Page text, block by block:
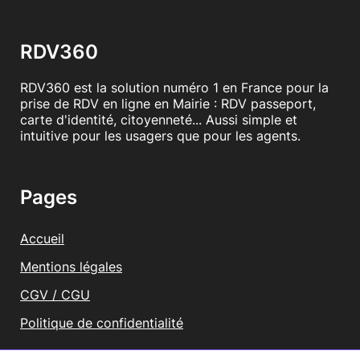
RDV360
RDV360 est la solution numéro 1 en France pour la
prise de RDV en ligne en Mairie : RDV passeport,
carte d'identité, citoyenneté... Aussi simple et
intuitive pour les usagers que pour les agents.
Pages
Accueil
Mentions légales
CGV / CGU
Politique de confidentialité